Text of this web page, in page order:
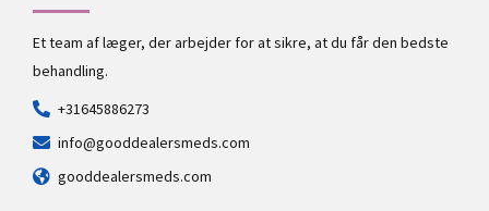
Et team af læger, der arbejder for at sikre, at du får den bedste
behandling.
+31645886273
info@gooddealersmeds.com
gooddealersmeds.com